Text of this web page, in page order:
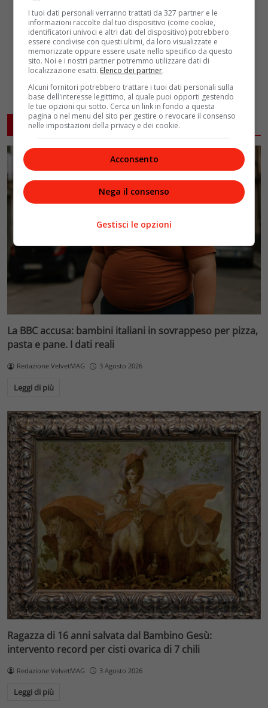
ARTICOLI CORRELATI
La BBC accusa: bambini italiani in sovrappeso per pizza,
pasta e pane. I dati reali
Redazione VelvetMAG 3 Agosto 2026
Leggi di più
Ragazza di 16 anni salvata dal Bambino Gesù:
intervento record per cisti ovarica di 7 chili
Redazione VelvetMAG 3 Agosto 2026
Leggi di più
I tuoi dati personali verranno trattati da 327 partner e le
informazioni raccolte dal tuo dispositivo (come cookie,
identificatori univoci e altri dati del dispositivo) potrebbero
essere condivise con questi ultimi, da loro visualizzate e
memorizzate oppure essere usate nello specifico da questo
sito. Noi e i nostri partner potremmo utilizzare dati di
localizzazione esatti. Elenco dei partner.
Alcuni fornitori potrebbero trattare i tuoi dati personali sulla
base dell'interesse legittimo, al quale puoi opporti gestendo
le tue opzioni qui sotto. Cerca un link in fondo a questa
pagina o nel menu del sito per gestire o revocare il consenso
nelle impostazioni della privacy e dei cookie.
Acconsento
Nega il consenso
Gestisci le opzioni